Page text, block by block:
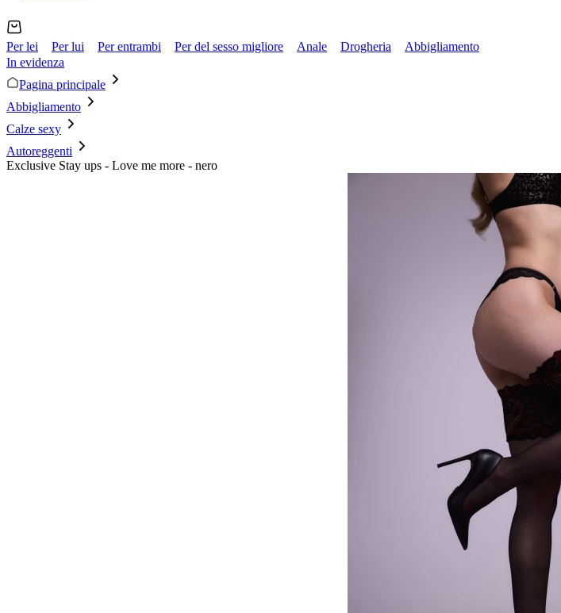
Per lei Per lui Per entrambi Per del sesso migliore Anale Drogheria
Abbigliamento
In evidenza
Pagina principale
Abbigliamento
Calze sexy
Autoreggenti
Exclusive Stay ups - Love me more - nero